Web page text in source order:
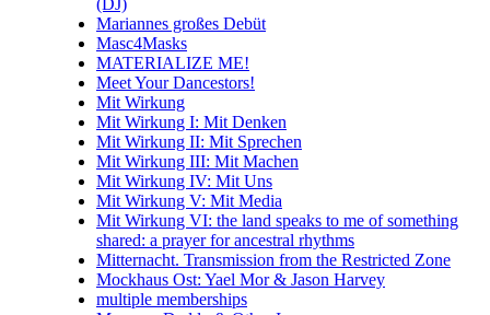
(DJ)
Mariannes großes Debüt
Masc4Masks
MATERIALIZE ME!
Meet Your Dancestors!
Mit Wirkung
Mit Wirkung I: Mit Denken
Mit Wirkung II: Mit Sprechen
Mit Wirkung III: Mit Machen
Mit Wirkung IV: Mit Uns
Mit Wirkung V: Mit Media
Mit Wirkung VI: the land speaks to me of something
shared: a prayer for ancestral rhythms
Mitternacht. Transmission from the Restricted Zone
Mockhaus Ost: Yael Mor & Jason Harvey
multiple memberships